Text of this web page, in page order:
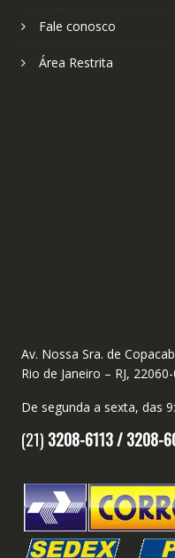
Fale conosco
Área Restrita
Av. Nossa Sra. de
Rio de Janeiro – RJ, 22060-
De segunda a sexta, das
(21) 3208-6113 /3208-